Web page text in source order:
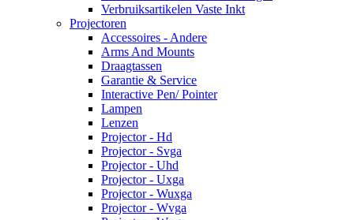
Verbruiksartikelen Vaste Inkt
Projectoren
Accessoires - Andere
Arms And Mounts
Draagtassen
Garantie & Service
Interactive Pen/ Pointer
Lampen
Lenzen
Projector - Hd
Projector - Svga
Projector - Uhd
Projector - Uxga
Projector - Wuxga
Projector - Wvga